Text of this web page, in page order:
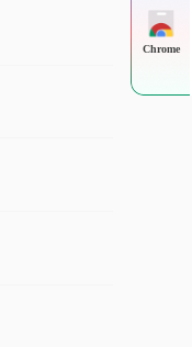
重大なリスク
。規制され
。そのた
規制されて
セスも提供
の利点
Chrome